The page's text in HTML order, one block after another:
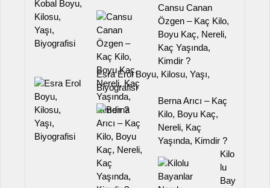
Cansu Canan
Özgen – Kaç Kilo,
Boyu Kaç, Nereli,
Kaç Yaşında,
Kimdir ?
Esra Erol Boyu, Kilosu, Yaşı,
Biyografisi
Berna Arıcı – Kaç
Kilo, Boyu Kaç,
Nereli, Kaç
Yaşında, Kimdir ?
Kilo
lu
Bay